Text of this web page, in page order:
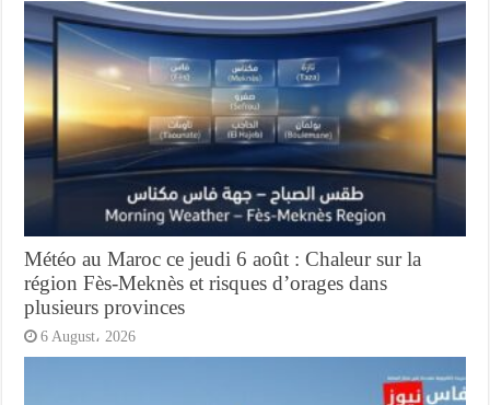
Météo au Maroc ce jeudi 6 août : Chaleur sur la
région Fès-Meknès et risques d’orages dans
plusieurs provinces
6 August، 2026